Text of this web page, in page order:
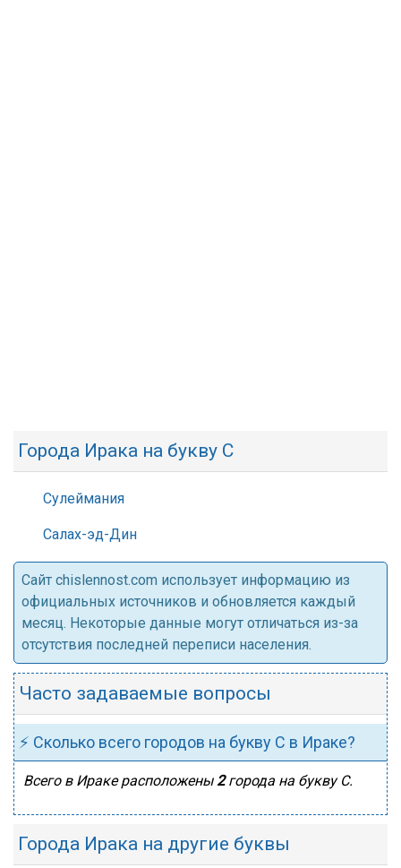
Города Ирака на букву С
Сулеймания
Салах-эд-Дин
Cайт chislennost.com использует информацию из
официальных источников и обновляется каждый
месяц. Некоторые данные могут отличаться из-за
отсутствия последней переписи населения.
Часто задаваемые вопросы
⚡ Сколько всего городов на букву С в Ираке?
Всего в Ираке расположены 2города на букву С.
Города Ирака на другие буквы